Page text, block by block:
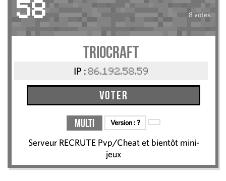
58 8 votes
TrioCraft
IP : 86.192.58.59
Voter
Multi Version :?
Serveur RECRUTE Pvp/Cheat et bientôt mini-
jeux